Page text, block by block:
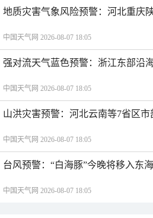
地质灾害气象风险预警：河北重庆
中国天气网 2026-08-07 18:05
强对流天气蓝色预警：浙江东部沿
中国天气网 2026-08-07 18:05
山洪灾害预警：河北云南等7省区
中国天气网 2026-08-07 18:05
台风预警：“白海豚”今晚将移入东
中国天气网 2026-08-07 18:05